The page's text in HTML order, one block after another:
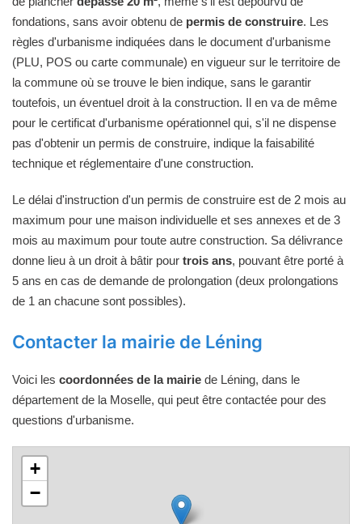
fondations, sans avoir obtenu de permis de construire. Les
règles d'urbanisme indiquées dans le document d'urbanisme
(PLU, POS ou carte communale) en vigueur sur le territoire de
la commune où se trouve le bien indique, sans le garantir
toutefois, un éventuel droit à la construction. Il en va de même
pour le certificat d'urbanisme opérationnel qui, s'il ne dispense
pas d'obtenir un permis de construire, indique la faisabilité
technique et réglementaire d'une construction.
Le délai d'instruction d'un permis de construire est de 2 mois au
maximum pour une maison individuelle et ses annexes et de 3
mois au maximum pour toute autre construction. Sa délivrance
donne lieu à un droit à bâtir pour trois ans, pouvant être porté à
5 ans en cas de demande de prolongation (deux prolongations
de 1 an chacune sont possibles).
Contacter la mairie de Léning
Voici les coordonnées de la mairie de Léning, dans le
département de la Moselle, qui peut être contactée pour des
questions d'urbanisme.
+
−